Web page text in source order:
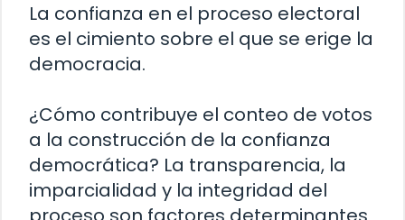
La confianza en el proceso electoral
es el cimiento sobre el que se erige la
democracia.
¿Cómo contribuye el conteo de votos
a la construcción de la confianza
democrática? La transparencia, la
imparcialidad y la integridad del